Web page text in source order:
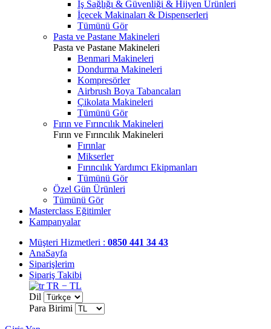
İş Sağlığı & Güvenliği & Hijyen Ürünleri
İçecek Makinaları & Dispenserleri
Tümünü Gör
Pasta ve Pastane Makineleri
Pasta ve Pastane Makineleri
Benmari Makineleri
Dondurma Makineleri
Kompresörler
Airbrush Boya Tabancaları
Çikolata Makineleri
Tümünü Gör
Fırın ve Fırıncılık Makineleri
Fırın ve Fırıncılık Makineleri
Fırınlar
Mikserler
Fırıncılık Yardımcı Ekipmanları
Tümünü Gör
Özel Gün Ürünleri
Tümünü Gör
Masterclass Eğitimler
Kampanyalar
Müşteri Hizmetleri : 0850 441 34 43
AnaSayfa
Siparişlerim
Sipariş Takibi
TR − TL
Dil
Para Birimi